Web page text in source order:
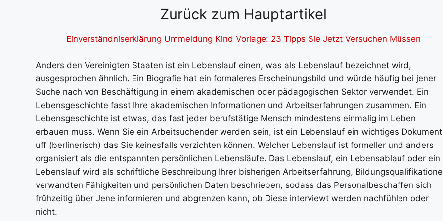
Zurück zum Hauptartikel
Einverständniserklärung Ummeldung Kind Vorlage: 23 Tipps Sie Jetzt Versuchen Müssen
Anders den Vereinigten Staaten ist ein Lebenslauf einen, was als Lebenslauf bezeichnet wird,
ausgesprochen ähnlich. Ein Biografie hat ein formaleres Erscheinungsbild und würde häufig bei jener
Suche nach von Beschäftigung in einem akademischen oder pädagogischen Sektor verwendet. Ein
Lebensgeschichte fasst Ihre akademischen Informationen und Arbeitserfahrungen zusammen. Ein
Lebensgeschichte ist etwas, das fast jeder berufstätige Mensch mindestens einmalig im Leben
erbauen muss. Wenn Sie ein Arbeitsuchender werden sein, ist ein Lebenslauf ein wichtiges
uff (berlinerisch) das Sie keinesfalls verzichten können. Welcher Lebenslauf ist formeller und anders
organisiert als die entspannten persönlichen Lebensläufe. Das Lebenslauf, ein Lebensablauf oder ein
Lebenslauf wird als schriftliche Beschreibung Ihrer bisherigen Arbeitserfahrung,
verwandten Fähigkeiten und persönlichen Daten beschrieben, sodass das Personalbeschaffen sich
frühzeitig über Jene informieren und abgrenzen kann, ob Diese interviewt werden nachfühlen oder
nicht.